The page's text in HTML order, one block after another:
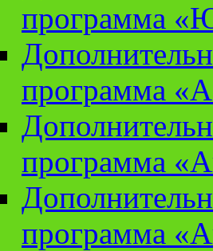
программа
программа
программа
программа